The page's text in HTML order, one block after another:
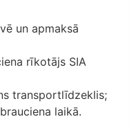
un apmaksā
rīkotājs SIA
transportlīdzeklis;
laikā.